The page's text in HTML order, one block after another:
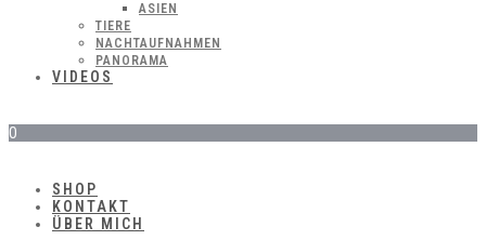
ASIEN
TIERE
NACHTAUFNAHMEN
PANORAMA
VIDEOS
0
SHOP
KONTAKT
ÜBER MICH